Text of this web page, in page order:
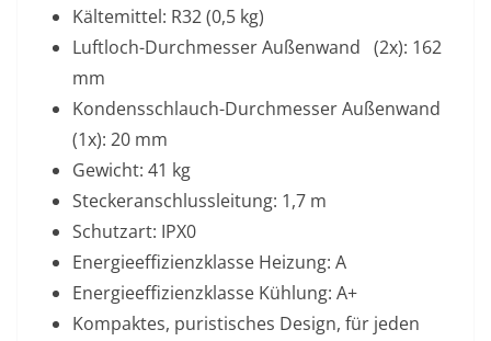
Kältemittel: R32 (0,5 kg)
Luftloch-Durchmesser Außenwand (2x): 162
mm
Kondensschlauch-Durchmesser Außenwand
(1x): 20 mm
Gewicht: 41 kg
Steckeranschlussleitung: 1,7 m
Schutzart: IPX0
Energieeffizienzklasse Heizung: A
Energieeffizienzklasse Kühlung: A+
Kompaktes, puristisches Design, für jeden